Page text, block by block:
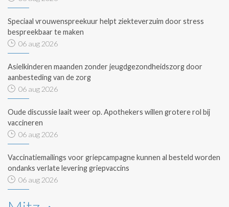
Speciaal vrouwenspreekuur helpt ziekteverzuim door stress
bespreekbaar te maken
06 aug 2026
Asielkinderen maanden zonder jeugdgezondheidszorg door
aanbesteding van de zorg
06 aug 2026
Oude discussie laait weer op. Apothekers willen grotere rol bij
vaccineren
06 aug 2026
Vaccinatiemailings voor griepcampagne kunnen al besteld worden
ondanks verlate levering griepvaccins
06 aug 2026